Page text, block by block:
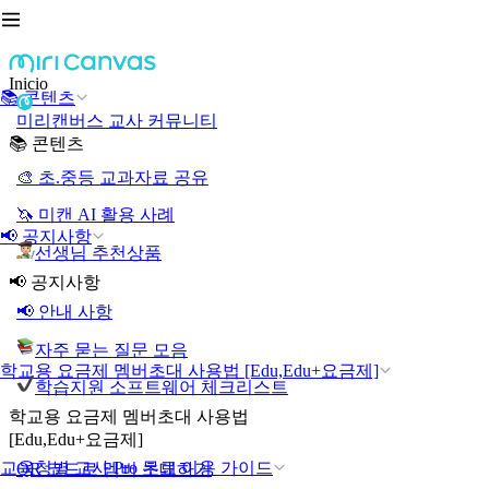
📚 콘텐츠
📢 공지사항
학교용 요금제 멤버초대 사용법 [Edu,Edu+요금제]
교육청별 교사 Pro 무료 이용 가이드
Inicio
미리캔버스 교사 커뮤니티
📚 콘텐츠
🎨 초.중등 교과자료 공유
🦄 미캔 AI 활용 사례
선생님 추천상품
📢 공지사항
📢 안내 사항
자주 묻는 질문 모음
학습지원 소프트웨어 체크리스트
학교용 요금제 멤버초대 사용법
[Edu,Edu+요금제]
QR 코드로 멤버 초대하기